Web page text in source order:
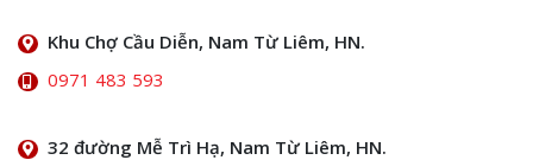
Khu Chợ Cầu Diễn, Nam Từ Liêm, HN.
0971 483 593
32 đường Mễ Trì Hạ, Nam Từ Liêm, HN.